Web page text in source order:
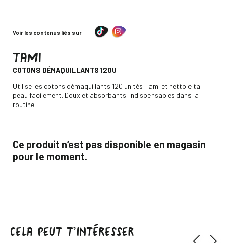
Voir les contenus liés sur
TAMI
COTONS DÉMAQUILLANTS 120U
Descripción
Utilise les cotons démaquillants 120 unités Tami et nettoie ta
peau facilement. Doux et absorbants. Indispensables dans la
routine.
Ce produit n’est pas disponible en magasin
pour le moment.
CELA PEUT T’INTÉRESSER